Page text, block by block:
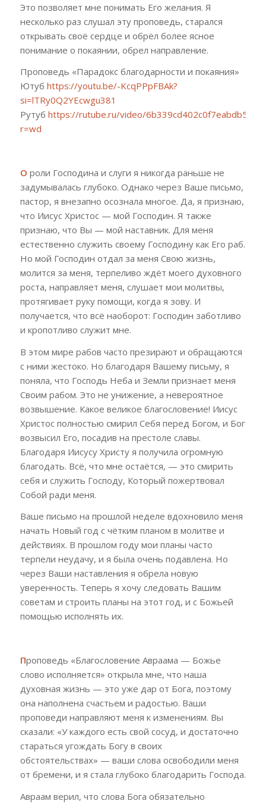
Это позволяет мне понимать Его желания. Я
несколько раз слушал эту проповедь, старался
открывать своё сердце и обрёл более ясное
понимание о покаянии, обрел направление.
Проповедь «Парадокс благодарности и покаяния»
Ютуб https://youtu.be/-KcqPPpFBAk?
si=lTRy0Q2YEcwgu381
Рутуб https://rutube.ru/video/
r=wd
О роли Господина и слуги я никогда раньше не
задумывалась глубоко. Однако через Ваше письмо,
пастор, я внезапно осознала многое. Да, я признаю,
что Иисус Христос — мой Господин. Я также
признаю, что Вы — мой наставник. Для меня
естественно служить своему Господину как Его раб.
Но мой Господин отдал за меня Свою жизнь,
молится за меня, терпеливо ждёт моего духовного
роста, направляет меня, слушает мои молитвы,
протягивает руку помощи, когда я зову. И
получается, что всё наоборот: Господин заботливо
и кропотливо служит мне.
В этом мире рабов часто презирают и обращаются
с ними жестоко. Но благодаря Вашему письму, я
поняла, что Господь Неба и Земли признает меня
Своим рабом. Это не унижение, а невероятное
возвышение. Какое великое благословение! Иисус
Христос полностью смирил Себя перед Богом, и Бог
возвысил Его, посадив на престоле славы.
Благодаря Иисусу Христу я получила огромную
благодать. Всё, что мне остаётся, — это смирить
себя и служить Господу, Который пожертвовал
Собой ради меня.
Ваше письмо на прошлой неделе вдохновило меня
начать Новый год с чётким планом в молитве и
действиях. В прошлом году мои планы часто
терпели неудачу, и я была очень подавлена. Но
через Ваши наставления я обрела новую
уверенность. Теперь я хочу следовать Вашим
советам и строить планы на этот год, и с Божьей
помощью исполнять их.
Проповедь «Благословение Авраама — Божье
слово исполняется» открыла мне, что наша
духовная жизнь — это уже дар от Бога, поэтому
она наполнена счастьем и радостью. Ваши
проповеди направляют меня к изменениям. Вы
сказали: «У каждого есть свой сосуд, и достаточно
стараться угождать Богу в своих
обстоятельствах» — ваши слова освободили меня
от бремени, и я стала глубоко благодарить Господа.
Авраам верил, что слова Бога обязательно